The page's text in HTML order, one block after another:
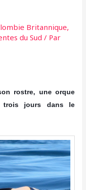
Britannique,
du Sud / Par
rostre, une orque
trois jours dans le